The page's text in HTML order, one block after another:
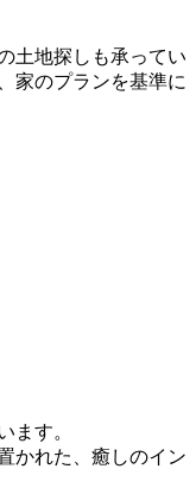
土地探しも承ってい
家のプランを基準に
ます。